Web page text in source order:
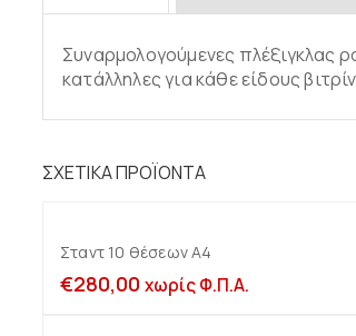
Συναρμολογούμενες πλέξιγκλας
κατάλληλες για κάθε είδους
ΣΧΕΤΙΚΆ ΠΡΟΪΌΝΤΑ
Σταντ 10 θέσεων Α4
€280,00 χωρίς Φ.Π.Α.